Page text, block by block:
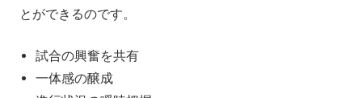
とができるのです。
試合の興奮を共有
一体感の醸成